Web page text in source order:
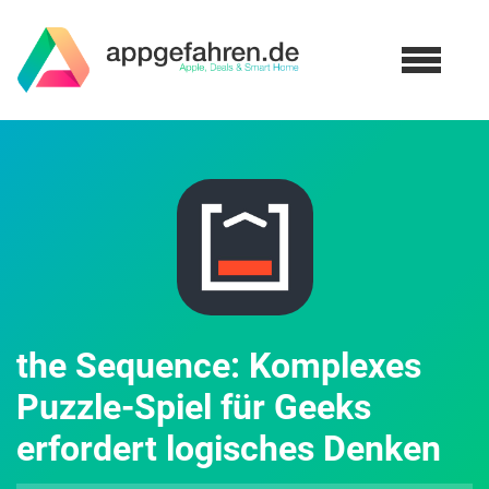
the Sequence: Komplexes
Puzzle-Spiel für Geeks
erfordert logisches Denken